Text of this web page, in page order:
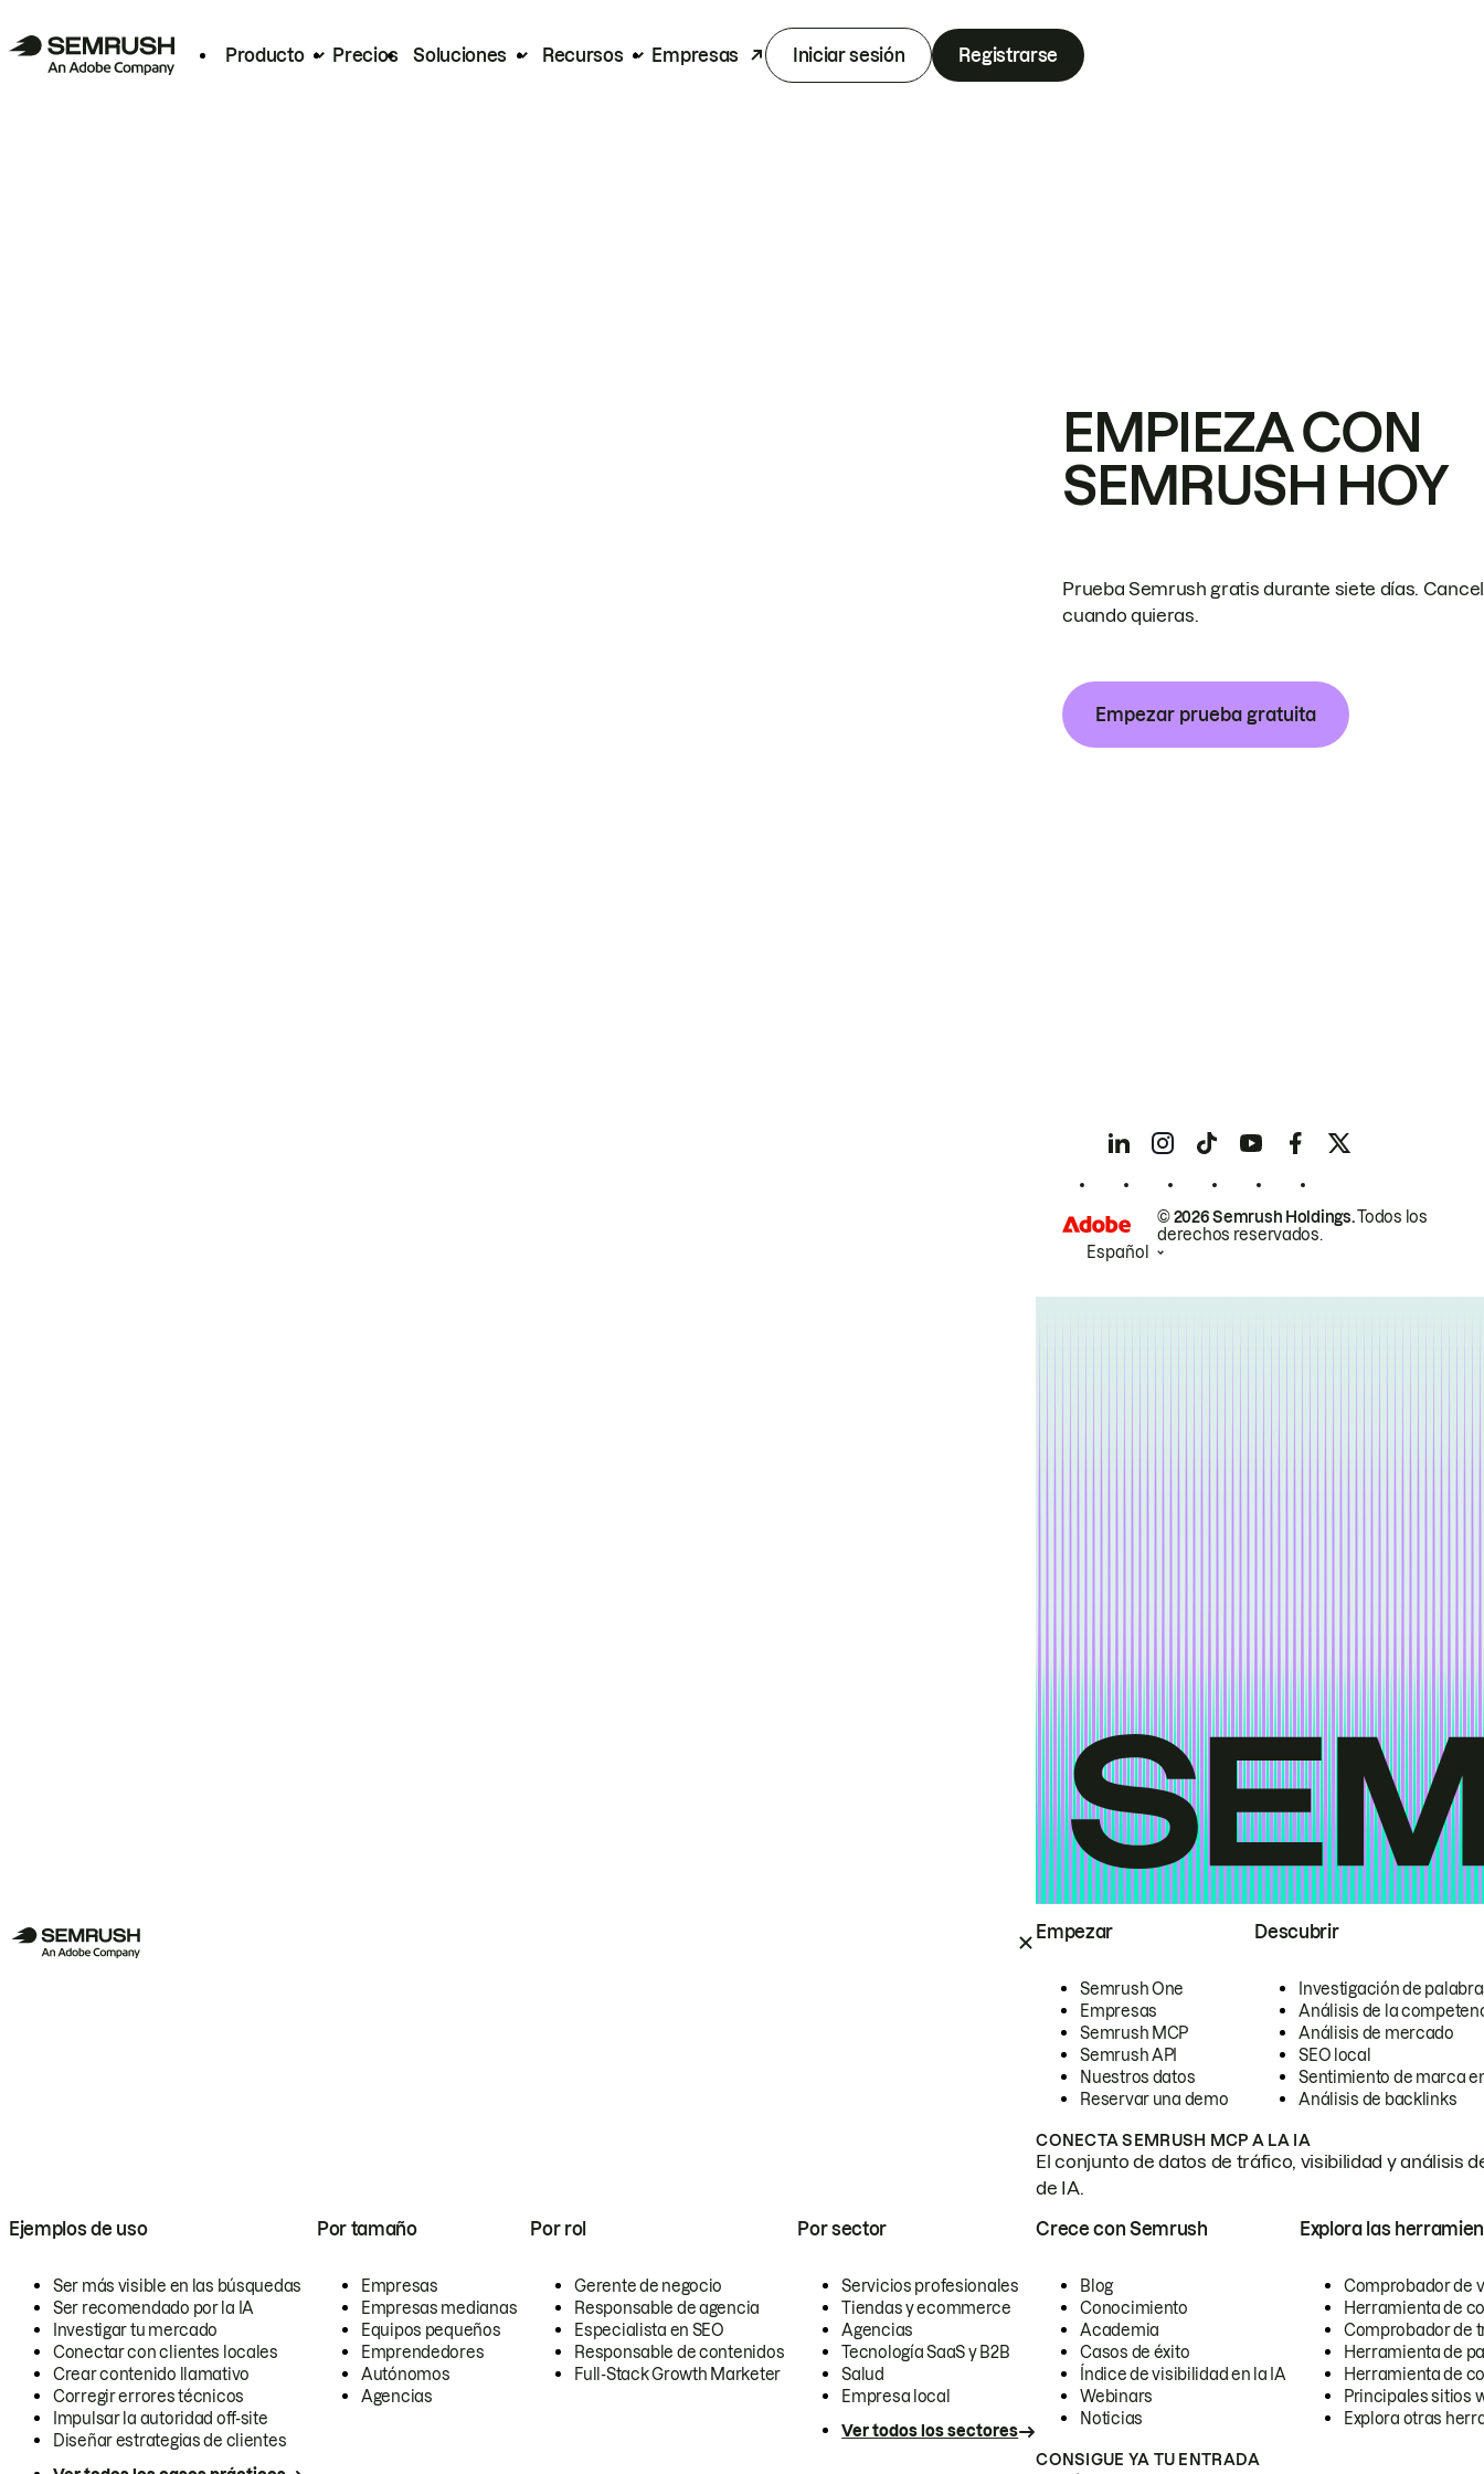
Producto Precios Soluciones Recursos Empresas Iniciar sesión Registrarse
Empezar
Semrush One
Empresas
Semrush MCP
Semrush API
Nuestros datos
Reservar una demo
Descubrir
Investigación de
Análisis de la
Análisis de mercado
SEO local
Sentimiento de marca
Análisis de backlinks
CONECTA SEMRUSH MCP A LA IA
El conjunto de datos de tráfico, visibilidad y análisis
de IA.
Ejemplos de uso
Ser más visible en las búsquedas
Ser recomendado por la IA
Investigar tu mercado
Conectar con clientes locales
Crear contenido llamativo
Corregir errores técnicos
Impulsar la autoridad off-site
Diseñar estrategias de clientes
Por tamaño
Empresas
Empresas medianas
Equipos pequeños
Emprendedores
Autónomos
Agencias
Por rol
Gerente de negocio
Responsable de agencia
Especialista en SEO
Responsable de contenidos
Full-Stack Growth Marketer
Por sector
Servicios profesionales
Tiendas y ecommerce
Agencias
Tecnología SaaS y B2B
Salud
Empresa local
Ver todos los sectores
Crece con Semrush
Blog
Conocimiento
Academia
Casos de éxito
Índice de visibilidad en la IA
Webinars
Noticias
Explora las
Comprobador de
Herramienta de
Comprobador de
Herramienta de
Herramienta de
Principales sitios
Explora otras
CONSIGUE YA TU ENTRADA
EMPIEZA CON
SEMRUSH HOY
Prueba Semrush gratis durante siete días.
cuando quieras.
Empezar prueba gratuita
© 2026 Semrush Holdings.Todos los
derechos reservados.
Español